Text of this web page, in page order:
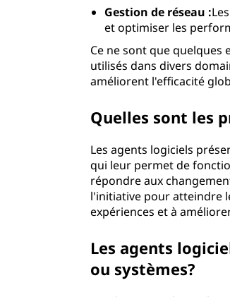
Gestion de réseau :
et optimiser les
Ce ne sont que
utilisés dans divers
améliorent l'efficacité
Quelles sont les
Les agents logiciels
qui leur permet de
répondre aux
l'initiative pour atteindre
expériences et à
Les agents
ou systèmes?